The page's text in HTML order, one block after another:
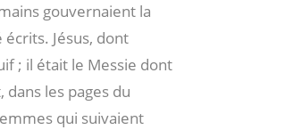
gouvernaient la
Jésus, dont
; il était le Messie dont
dans les pages du
qui suivaient